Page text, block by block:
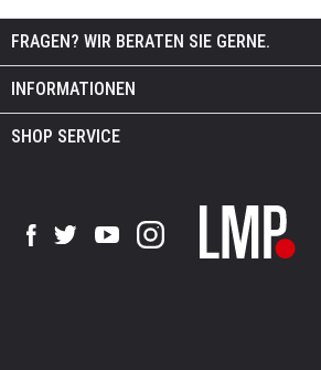
FRAGEN? WIR BERATEN SIE GERNE.
INFORMATIONEN
SHOP SERVICE